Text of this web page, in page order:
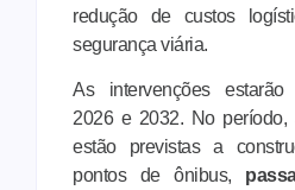
redução de custos
segurança viária.
As intervenções estarão
2026 e 2032. No período,
estão previstas a
pontos de ônibus,